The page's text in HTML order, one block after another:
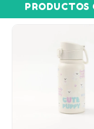
PRODUCTOS